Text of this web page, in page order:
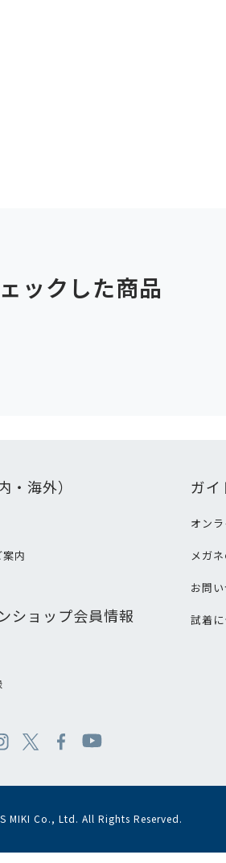
ックした商品
・海外）
内
ショップ会員情報
ガイ
オン
メガ
お問
試着
MIKI Co., Ltd. All Rights Reserved.